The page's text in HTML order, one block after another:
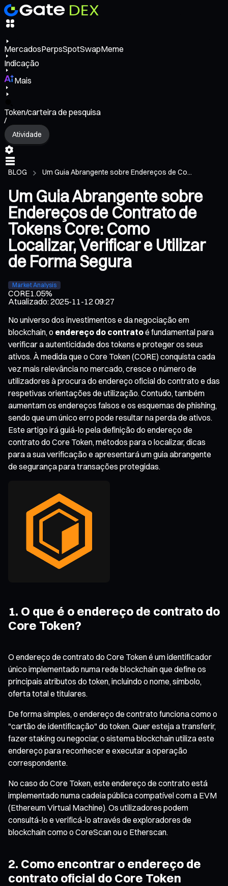
MercadosPerpsSpotSwapMeme
Indicação
Mais
Token/carteira de pesquisa
/
Atividade
BLOG Um Guia Abrangente sobre Endereços de Co...
Um Guia Abrangente sobre
Endereços de Contrato de
Tokens Core: Como
Localizar, Verificar e Utilizar
de Forma Segura
Market Analysis
CORE1.05%
Atualizado:2025-11-12 09:27
No universo dos investimentos e da negociação em
blockchain, o endereço do contratoé fundamental para
verificar a autenticidade dos tokens e proteger os seus
ativos. À medida que o Core Token (CORE) conquista cada
vez mais relevância no mercado, cresce o número de
utilizadores à procura do endereço oficial do contrato e das
respetivas orientações de utilização. Contudo, também
aumentam os endereços falsos e os esquemas de phishing,
sendo que um único erro pode resultar na perda de ativos.
Este artigo irá guiá-lo pela definição do endereço de
contrato do Core Token, métodos para o localizar, dicas
para a sua verificação e apresentará um guia abrangente
de segurança para transações protegidas.
1. O que é o endereço de contrato do
Core Token?
O endereço de contrato do Core Token é um identificador
único implementado numa rede blockchain que define os
principais atributos do token, incluindo o nome, símbolo,
oferta total e titulares.
De forma simples, o endereço de contrato funciona como o
"cartão de identificação" do token. Quer esteja a transferir,
fazer staking ou negociar, o sistema blockchain utiliza este
endereço para reconhecer e executar a operação
correspondente.
No caso do Core Token, este endereço de contrato está
implementado numa cadeia pública compatível com a EVM
(Ethereum Virtual Machine). Os utilizadores podem
consultá-lo e verificá-lo através de exploradores de
blockchain como o CoreScan ou o Etherscan.
2. Como encontrar o endereço de
contrato oficial do Core Token